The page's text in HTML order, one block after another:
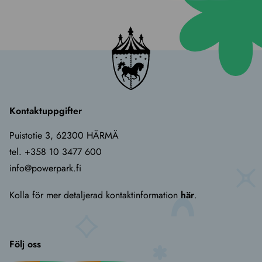
Kontaktuppgifter
Puistotie 3, 62300 HÄRMÄ
tel. +358 10 3477 600
info@powerpark.fi
Kolla för mer detaljerad kontaktinformation här.
Följ oss